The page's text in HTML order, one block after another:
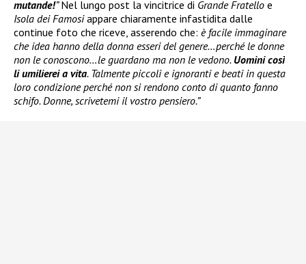
mutande!”Nel lungo post la vincitrice di Grande Fratello e
Isola dei Famosiappare chiaramente infastidita dalle
continue foto che riceve, asserendo che: è facile immaginare
che idea hanno della donna esseri del genere…perché le donne
non le conoscono…le guardano ma non le vedono. Uomini così
li umilierei a vita. Talmente piccoli e ignoranti e beati in questa
loro condizione perché non si rendono conto di quanto fanno
schifo. Donne, scrivetemi il vostro pensiero.”